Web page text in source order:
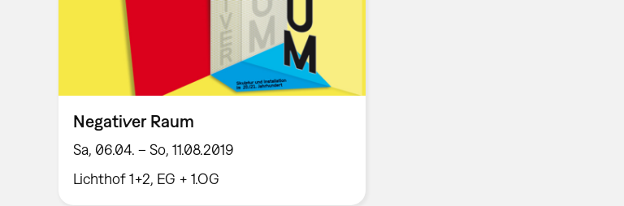
Negativer Raum
Sa, 06.04. – So, 11.08.2019
Lichthof 1+2, EG + 1.OG